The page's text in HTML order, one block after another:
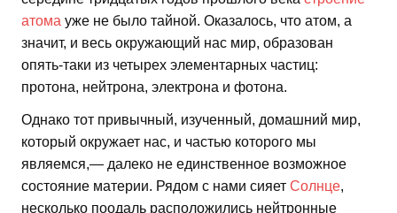
атома уже не было тайной. Оказалось, что атом, а
значит, и весь окружающий нас мир, образован
опять-таки из четырех элементарных частиц:
протона, нейтрона, электрона и фотона.
Однако тот привычный, изученный, домашний мир,
который окружает нас, и частью которого мы
являемся,— далеко не единственное возможное
состояние материи. Рядом с нами сияет Солнце,
несколько поодаль расположились нейтронные